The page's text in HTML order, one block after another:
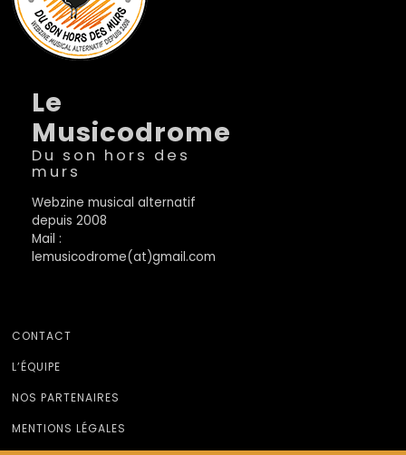
Le
Musicodrome
Du son hors des
murs
Webzine musical alternatif
depuis 2008
Mail :
lemusicodrome(at)gmail.com
CONTACT
L’ÉQUIPE
NOS PARTENAIRES
MENTIONS LÉGALES